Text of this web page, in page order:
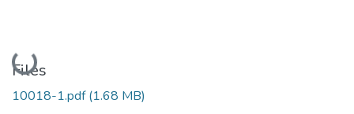
Loading...
Files
10018-1.pdf(1.68 MB)